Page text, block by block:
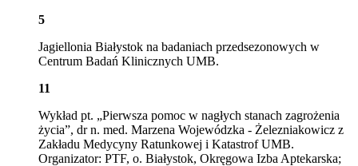
5
Jagiellonia Białystok na badaniach przedsezonowych w
Centrum Badań Klinicznych UMB.
11
Wykład pt. „Pierwsza pomoc w nagłych stanach zagrożenia
życia”, dr n. med. Marzena Wojewódzka - Żelezniakowicz z
Zakładu Medycyny Ratunkowej i Katastrof UMB.
Organizator: PTF, o. Białystok, Okręgowa Izba Aptekarska;